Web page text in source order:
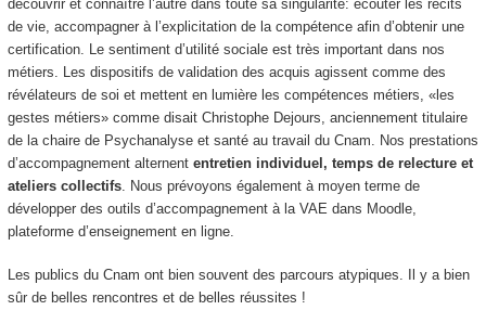
découvrir et connaître l’autre dans toute sa singularité: écouter les récits
de vie, accompagner à l’explicitation de la compétence afin d’obtenir une
certification. Le sentiment d’utilité sociale est très important dans nos
métiers. Les dispositifs de validation des acquis agissent comme des
révélateurs de soi et mettent en lumière les compétences métiers, «les
gestes métiers» comme disait Christophe Dejours, anciennement titulaire
de la chaire de Psychanalyse et santé au travail du Cnam. Nos prestations
d’accompagnement alternent entretien individuel, temps de relecture et
ateliers collectifs. Nous prévoyons également à moyen terme de
développer des outils d’accompagnement à la VAE dans Moodle,
plateforme d’enseignement en ligne.
Les publics du Cnam ont bien souvent des parcours atypiques. Il y a bien
sûr de belles rencontres et de belles réussites !